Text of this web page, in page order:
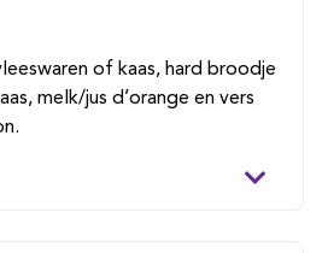
of kaas, hard broodje
melk/jus d’orange en vers